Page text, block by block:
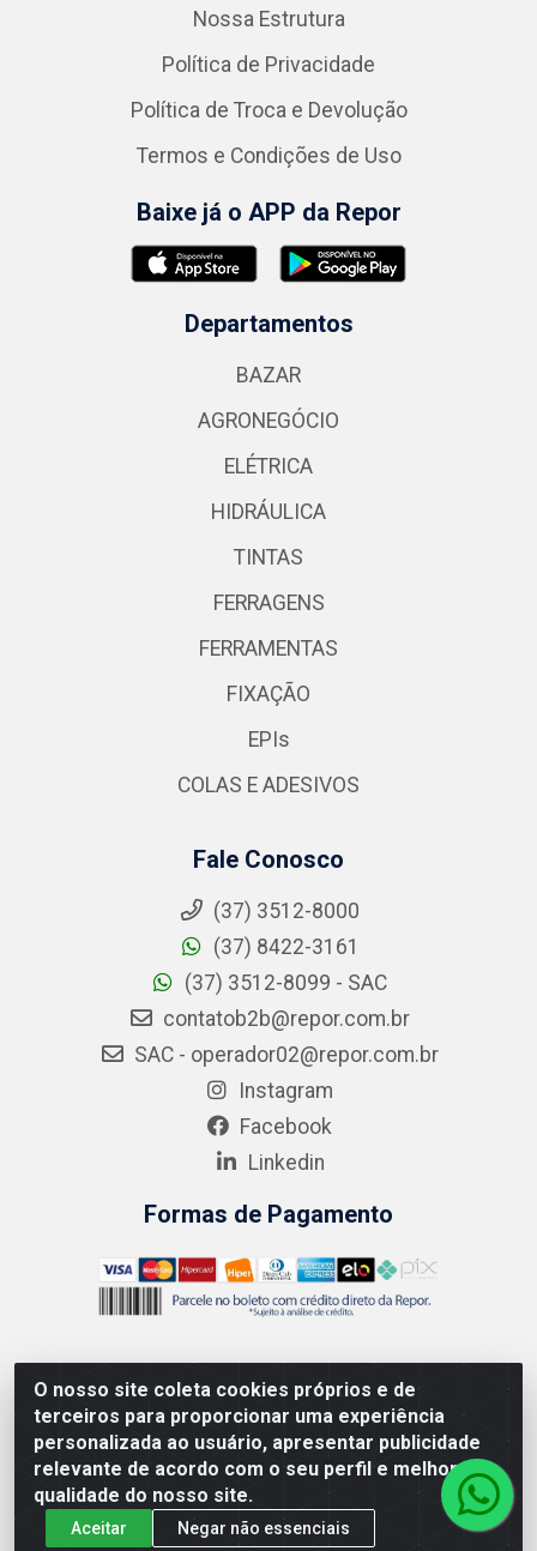
O nosso site coleta cookies próprios e de
terceiros para proporcionar uma experiência
personalizada ao usuário, apresentar publicidade
relevante de acordo com o seu perfil e melhorar a
qualidade do nosso site.
Aceitar Negar não essenciais
Nossa Estrutura
Política de Privacidade
Política de Troca e Devolução
Termos e Condições de Uso
Baixe já o APP da Repor
Departamentos
BAZAR
AGRONEGÓCIO
ELÉTRICA
HIDRÁULICA
TINTAS
FERRAGENS
FERRAMENTAS
FIXAÇÃO
EPIs
COLAS E ADESIVOS
Fale Conosco
(37) 3512-8000
(37) 8422-3161
(37) 3512-8099 - SAC
contatob2b@repor.com.br
SAC - operador02@repor.com.br
Instagram
Facebook
Linkedin
Formas de Pagamento
AMEV IMPORTADORA E DISTRIBUIDORA LTDA - Rodovia
MG-050 km 136 S/N - Cacôco de Cima, Divinópolis/MG -
CEP 35.500-970 – CNPJ 41.747.346/0001-35